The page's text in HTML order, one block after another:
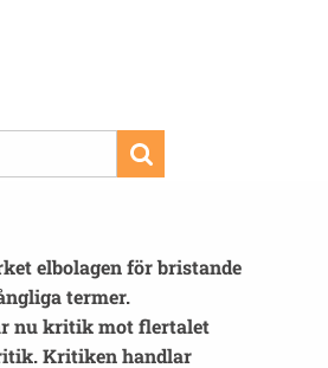
elbolagen för bristande
termer.
nu kritik mot flertalet
Kritiken handlar